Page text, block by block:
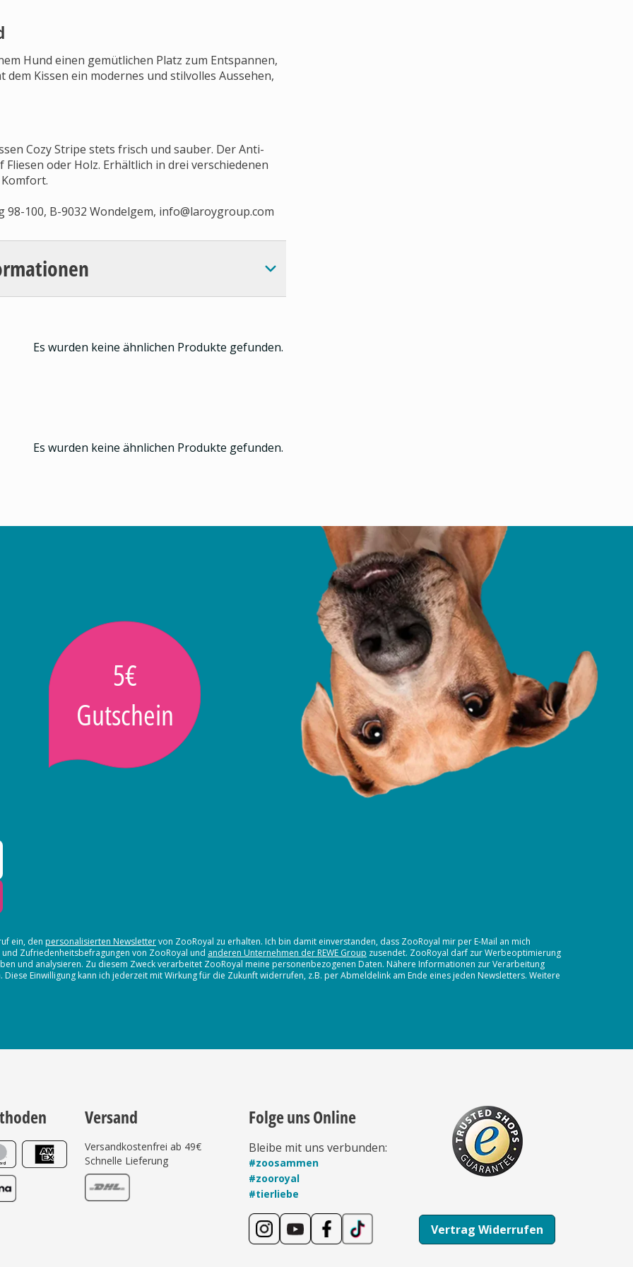
Hund einen gemütlichen Platz zum Entspannen,
Kissen ein modernes und stilvolles Aussehen,
Cozy Stripe stets frisch und sauber. Der Anti-
oder Holz. Erhältlich in drei verschiedenen
100, B-9032 Wondelgem, info@laroygroup.com
Es wurden keine ähnlichen Produkte gefunden.
Es wurden keine ähnlichen Produkte gefunden.
5€
Gutschein
ein, den personalisierten Newslettervon ZooRoyal zu erhalten. Ich bin damit einverstanden, dass ZooRoyal mir per E-Mail an mich
Zufriedenheitsbefragungen von ZooRoyal und anderen Unternehmen der REWE Group zusendet. ZooRoyal darf zur Werbeoptimierung
und analysieren. Zu diesem Zweck verarbeitet ZooRoyal meine personenbezogenen Daten. Nähere Informationen zur Verarbeitung
Einwilligung kann ich jederzeit mit Wirkung für die Zukunft widerrufen, z.B. per Abmeldelink am Ende eines jeden Newsletters. Weitere
Versand
Versandkostenfrei ab 49€
Schnelle Lieferung
Folge uns Online
Bleibe mit uns verbunden:
#zoosammen
#zooroyal
#tierliebe
Vertrag Widerrufen